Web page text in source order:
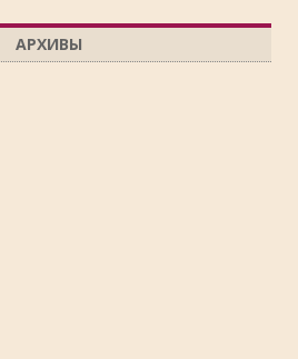
АРХИВЫ